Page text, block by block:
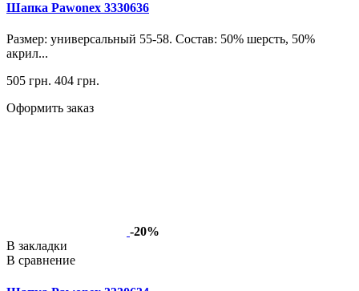
Шапка Pawonex 3330636
Размер: универсальный 55-58. Состав: 50% шерсть, 50%
акрил...
505 грн. 404 грн.
Оформить заказ
-20%
В закладки
В сравнение